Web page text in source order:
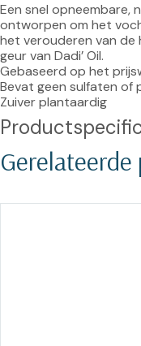
Een snel
ontworpen om het
het verouderen van de
geur van Dadi’ Oil.
Gebaseerd op het
Bevat geen sulfaten of
Zuiver plantaardig